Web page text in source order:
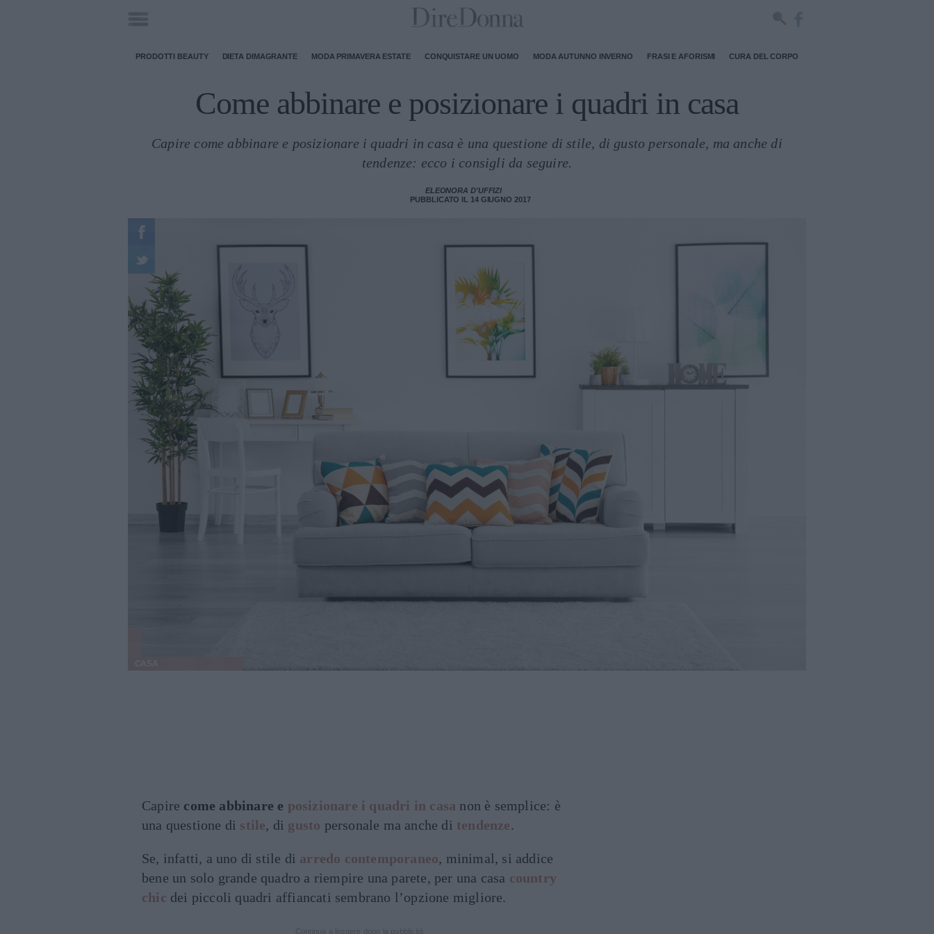
PRODOTTI BEAUTY DIETA DIMAGRANTE MODA PRIMAVERA ESTATE CONQUISTARE UN UOMO MODA AUTUNNO INVERNO FRASI E AFORISMI CURA DEL CORPO
Come abbinare e posizionare i quadri in casa
Capire come abbinare e posizionare i quadri in casa è una questione di stile, di gusto personale, ma anche di
tendenze: ecco i consigli da seguire.
ELEONORA D'UFFIZI
PUBBLICATO IL 14 GIUGNO 2017
Capire come abbinare e posizionare i quadri in casa non è semplice: è
una questione di stile, di gusto personale ma anche di tendenze.
Se, infatti, a uno di stile di arredo contemporaneo, minimal, si addice
bene un solo grande quadro a riempire una parete, per una casa country
chic dei piccoli quadri affiancati sembrano l’opzione migliore.